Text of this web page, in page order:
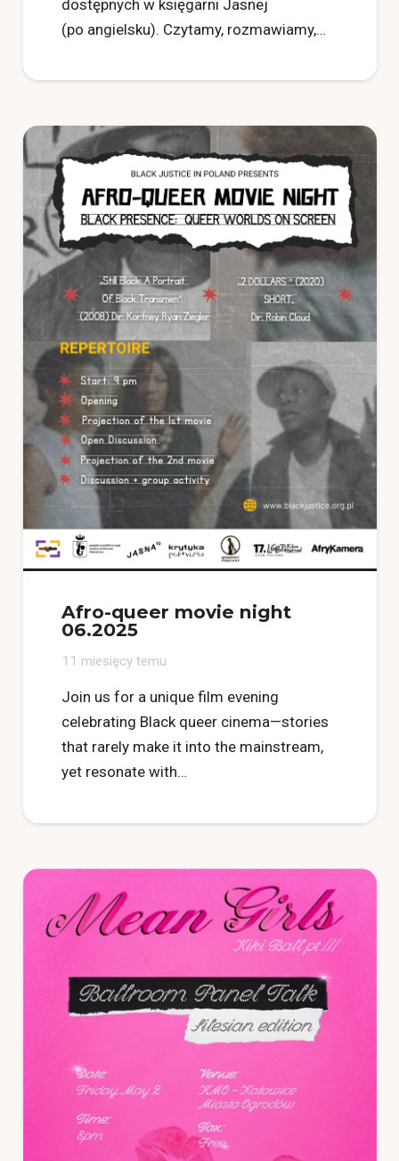
dostępnych w księgarni Jasnej
(po angielsku). Czytamy, rozmawiamy,…
Afro-queer movie night
06.2025
11 miesięcy temu
Join us for a unique film evening
celebrating Black queer cinema—stories
that rarely make it into the mainstream,
yet resonate with…